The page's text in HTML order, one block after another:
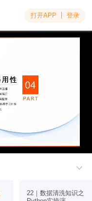
打开APP 登录

22｜数据清洗知识之